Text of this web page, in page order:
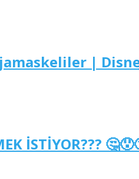
|
İSTİYOR???